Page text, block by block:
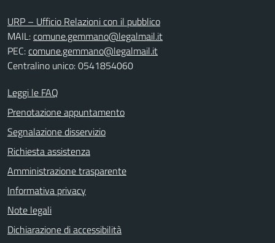
URP – Ufficio Relazioni con il pubblico
MAIL:comune.gemmano@legalmail.it
PEC:comune.gemmano@legalmail.it
Centralino unico: 0541854060
Leggi le FAQ
Prenotazione appuntamento
Segnalazione disservizio
Richiesta assistenza
Amministrazione trasparente
Informativa privacy
Note legali
Dichiarazione di accessibilità